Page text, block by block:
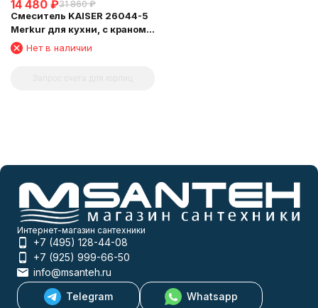
14 480 ₽31 860 ₽
Смеситель KAISER 26044-5
Merkur для кухни, с краном
для питьевой воды, серебро
Нет в наличии
Интернет-магазин сантехники
+7 (495) 128-44-08
+7 (925) 999-66-50
info@msanteh.ru
Telegram
Whatsapp